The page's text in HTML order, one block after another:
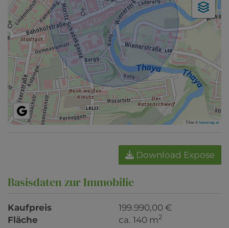
Tiles ©basemap.at
Download Expose
Basisdaten zur Immobilie
Kaufpreis
199.990,00 €
Fläche
ca. 140 m2